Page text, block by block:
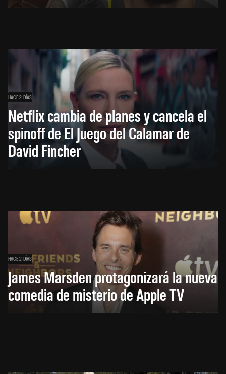
HACE 2 DÍAS
Netflix cambia de planes y cancela el
spinoff de El Juego del Calamar de
David Fincher
HACE 2 DÍAS
James Marsden protagonizará la nueva
comedia de misterio de Apple TV